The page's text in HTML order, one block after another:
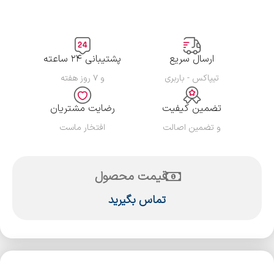
ارسال سریع
تیپاکس - باربری
پشتیبانی ۲۴ ساعته
و ۷ روز هفته
تضمین کیفیت
و تضمین اصالت
رضایت مشتریان
افتخار ماست
قیمت محصول
تماس بگیرید